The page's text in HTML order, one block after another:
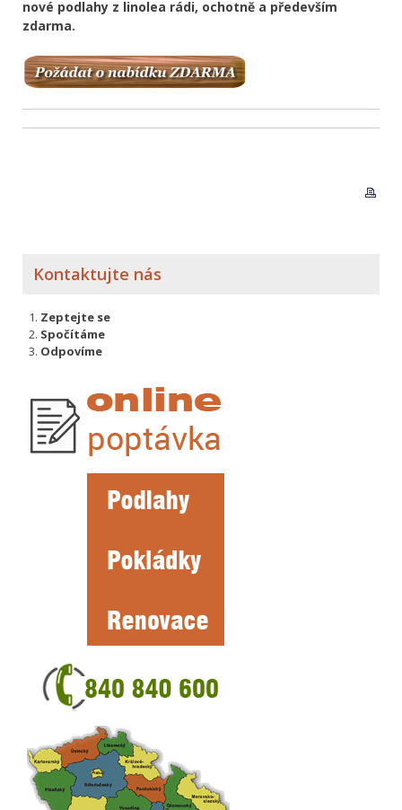
nové podlahy z linolea rádi, ochotně a především
zdarma.
Kontaktujte nás
Zeptejte se
Spočítáme
Odpovíme